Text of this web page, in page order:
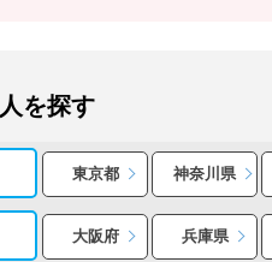
を探す
東京都 神奈川県
大阪府 兵庫県